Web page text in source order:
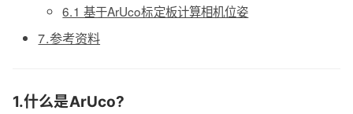
6.1 基于ArUco标定板计算相机位姿
7.参考资料
1.什么是ArUco?